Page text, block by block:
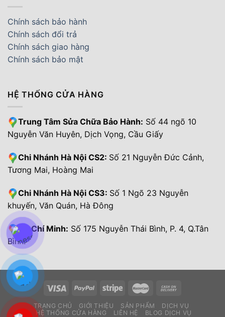
Chính sách bảo hành
Chính sách đổi trả
Chính sách giao hàng
Chính sách bảo mật
HỆ THỐNG CỬA HÀNG
Trung Tâm Sửa Chữa Bảo Hành: Số 44 ngõ 10
Nguyễn Văn Huyên, Dịch Vọng, Cầu Giấy
Chi Nhánh Hà Nội CS2: Số 21 Nguyễn Đức Cảnh,
Tương Mai, Hoàng Mai
Chi Nhánh Hà Nội CS3: Số 1 Ngõ 23 Nguyễn
khuyến, Văn Quán, Hà Đông
Hồ Chí Minh: Số 175 Nguyễn Thái Bình, P. 4, Q.Tân
Bình.
TRANG CHỦ GIỚI THIỆU SẢN PHẨM
DỊCH VỤ
HỆ THỐNG CỬA HÀNG
LIÊN HỆ BLOG DỊCH VỤ